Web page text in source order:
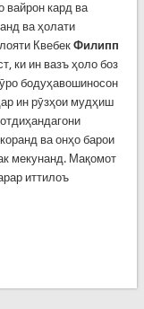
вайрон кард ва
ва ҳолати
Квебек Филипп
ки ин вазъ ҳоло боз
бодуҳавошиносон
ин рӯзҳои мудҳиш
ва онҳо барои
мекунанд. Мақомот
иттилоъ